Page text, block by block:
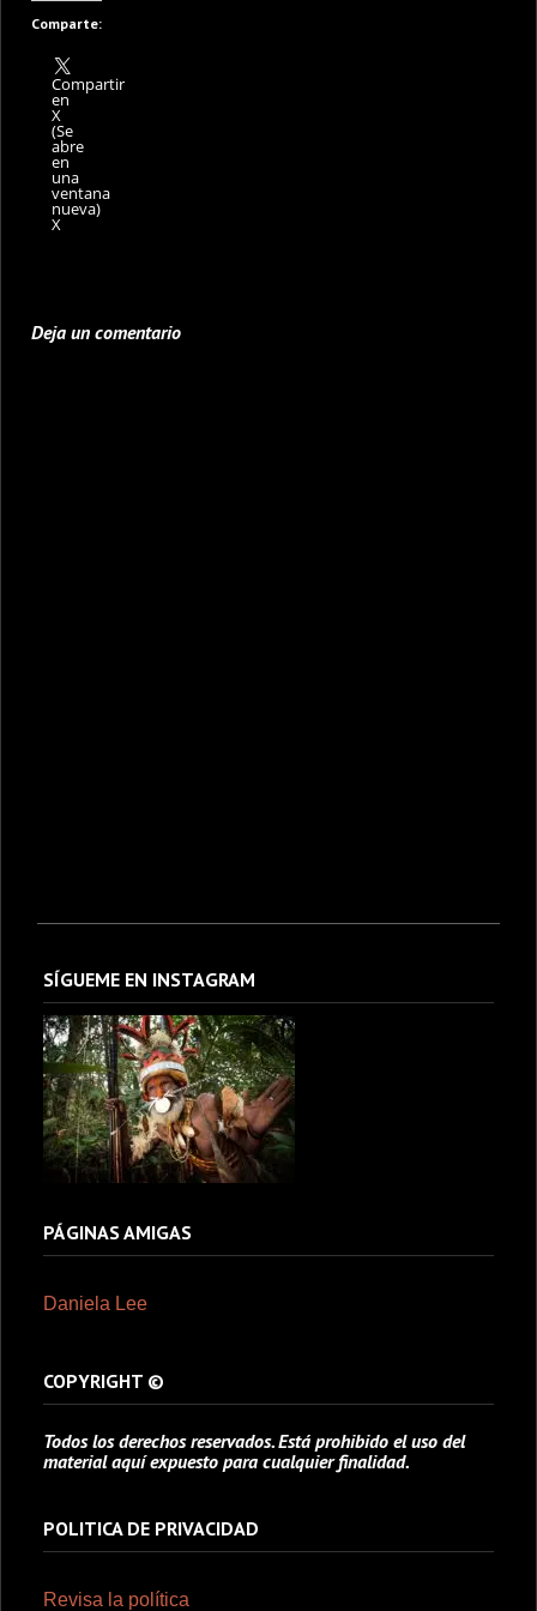
Comparte:
Compartir
en
X
(Se
abre
en
una
ventana
nueva)
X
Deja un comentario
SÍGUEME EN INSTAGRAM
PÁGINAS AMIGAS
Daniela Lee
COPYRIGHT ©
Todos los derechos reservados. Está prohibido el uso del
material aquí expuesto para cualquier finalidad.
POLITICA DE PRIVACIDAD
Revisa la política